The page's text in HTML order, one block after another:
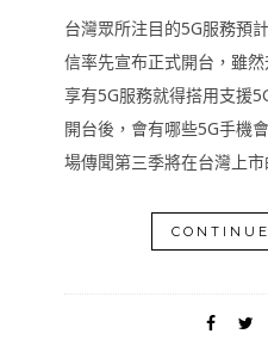
台灣眾所注目的5G服務預
信率先宣布正式開台，雖
享有5G服務就得搭用支援
開台後，會有哪些5G手機
場傳聞第三季將在台灣上